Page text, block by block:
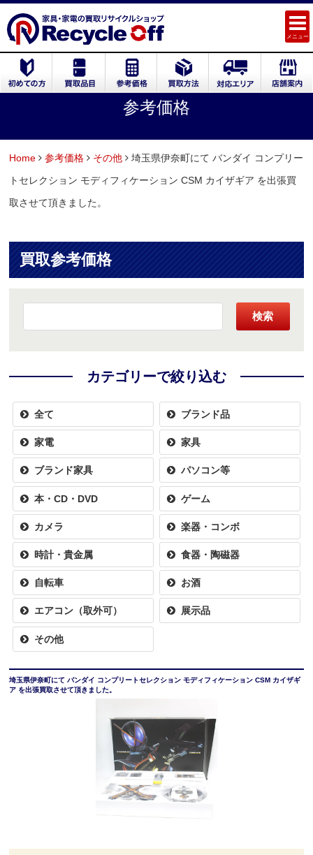
メニュー
参考価格
Home 参考価格 その他
埼玉県伊奈町にて バンダイ コンプリー
トセレクション モディフィケーション CSM カイザギア を出張買
取させて頂きました。
買取参考価格
検索
カテゴリーで絞り込む
全て ブランド品
家電 家具
ブランド家具 パソコン等
本・CD・DVD ゲーム
カメラ 楽器・コンボ
時計・貴金属 食器・陶磁器
自転車 お酒
エアコン（取外可） 展示品
その他
埼玉県伊奈町にて バンダイ コンプリートセレクション モディフィケーション CSM カイザギ
ア を出張買取させて頂きました。